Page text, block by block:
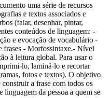
uma série de recursos
e textos associados e
(falar, desenhar, pintar,
conteúdos de linguagem: -
e evocação de vocabulário -
frases - Morfossintaxe.- Nível
à leitura global. Para usar o
lo, laminá-lo e recortar
fotos e textos). O objetivo
a frase com todos os
linguagem da pessoa a quem se